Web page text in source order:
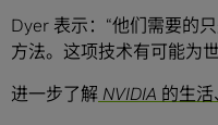
Dyer 表示：“他们需要的
方法。这项技术有可能为
进一步了解 NVIDIA 的生